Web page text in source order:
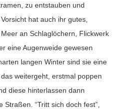
zu entstauben und
hat auch ihr gutes,
an Schlaglöchern, Flickwerk
eine Augenweide gewesen
langen Winter sind sie eine
weitergeht, erstmal poppen
diese hinterlassen dann
“Tritt sich doch fest”,